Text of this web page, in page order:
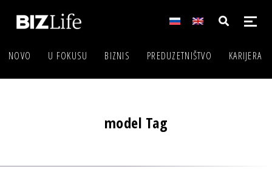
NOVO U FOKUSU BIZNIS PREDUZETNIŠTVO KARIJERA
model Tag